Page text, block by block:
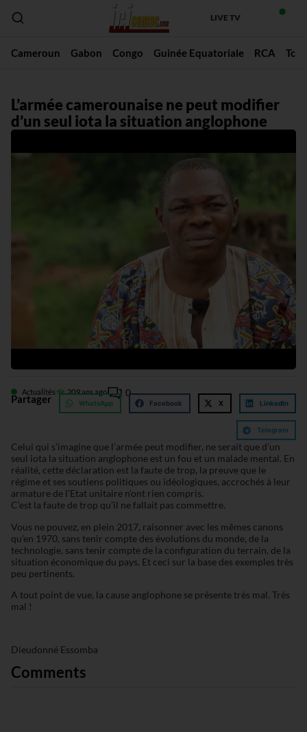
LIVE TV
Cameroun Gabon Congo Guinée Equatoriale RCA
L’armée camerounaise ne peut modifier
d’un seul iota la situation anglophone
Actualités 209 ans ago 0
Partager WhatsApp Facebook X LinkedIn
Telegram
Celui qui s’imagine que l’armée peut modifier, ne serait que d’un
seul iota la situation anglophone est un fou et un malade mental. En
réalité, cette déclaration est la faute de trop, la preuve que le
régime et ses soutiens politiques ou idéologiques, accrochés à leur
armature de l’Etat unitaire n’ont rien compris.
C’est la faute de trop qu’il ne fallait pas commettre.
Vous ne pouvez, en plein 2017, raisonner avec les mêmes canons
qu’en 1970, sans tenir compte des évolutions du monde, de la
technologie, sans tenir compte de la configuration du terrain, de la
situation économique du pays. Et ceci sur la base des exemples très
peu pertinents.
A tout point de vue, la cause anglophone se présente très mal. Très
mal !
Dieudonné Essomba
Comments